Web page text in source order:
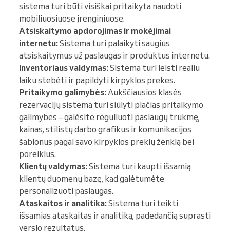
sistema turi būti visiškai pritaikyta naudoti
mobiliuosiuose įrenginiuose.
Atsiskaitymo apdorojimas ir mokėjimai
internetu:Sistema turi palaikyti saugius
atsiskaitymus už paslaugas ir produktus internetu.
Inventoriaus valdymas:Sistema turi leisti realiu
laiku stebėti ir papildyti kirpyklos prekes.
Pritaikymo galimybės:Aukščiausios klasės
rezervacijų sistema turi siūlyti plačias pritaikymo
galimybes – galėsite reguliuoti paslaugų trukmę,
kainas, stilistų darbo grafikus ir komunikacijos
šablonus pagal savo kirpyklos prekių ženklą bei
poreikius.
Klientų valdymas:Sistema turi kaupti išsamią
klientų duomenų bazę, kad galėtumėte
personalizuoti paslaugas.
Ataskaitos ir analitika:Sistema turi teikti
išsamias ataskaitas ir analitiką, padedančią suprasti
verslo rezultatus.